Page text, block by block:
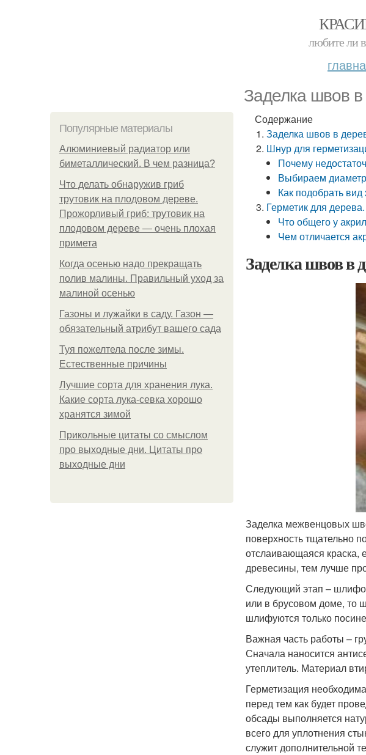
любите ли
Заделка швов
Популярные материалы
Алюминиевый радиатор или
биметаллический. В чем разница?
Что делать обнаружив гриб
трутовик на плодовом дереве.
Прожорливый гриб: трутовик на
плодовом дереве — очень плохая
примета
Когда осенью надо прекращать
полив малины. Правильный уход за
малиной осенью
Газоны и лужайки в саду. Газон —
обязательный атрибут вашего сада
Туя пожелтела после зимы.
Естественные причины
Лучшие сорта для хранения лука.
Какие сорта лука-севка хорошо
хранятся зимой
Прикольные цитаты со смыслом
про выходные дни. Цитаты про
выходные дни
Содержание
Заделка швов в
Шнур для
Почему
Выбираем
Как подобрать вид
Герметик для
Что общего у
Чем отличается
Заделка швов в
Заделка межвенцовых
поверхность тщательно
отслаивающаяся краска,
древесины, тем лучше
Следующий этап –
или в брусовом доме, то
шлифуются только
Важная часть работы –
Сначала наносится
утеплитель. Материал
Герметизация
перед тем как будет
обсады выполняется
всего для уплотнения
служит дополнительной